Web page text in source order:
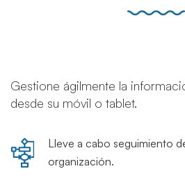
Gestione ágilmente la
desde su móvil o tablet.
Lleve a cabo seguimiento
organización.